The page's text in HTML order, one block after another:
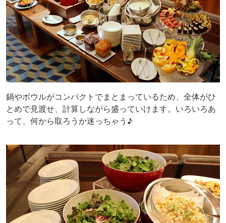
鍋やボウルがコンパクトでまとまっているため、全体がひ
とめで見渡せ、計算しながら盛っていけます。いろいろあ
って、何から取ろうか迷っちゃう♪